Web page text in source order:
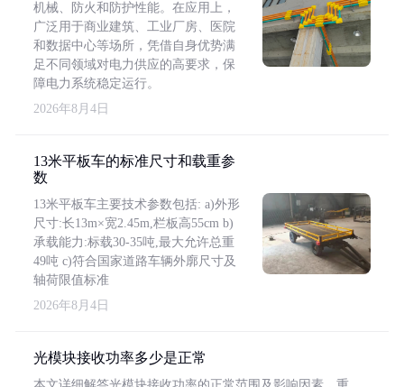
机械、防火和防护性能。在应用上，
广泛用于商业建筑、工业厂房、医院
和数据中心等场所，凭借自身优势满
足不同领域对电力供应的高要求，保
障电力系统稳定运行。
2026年8月4日
13米平板车的标准尺寸和载重参
数
13米平板车主要技术参数包括: a)外形
尺寸:长13m×宽2.45m,栏板高55cm b)
承载能力:标载30-35吨,最大允许总重
49吨 c)符合国家道路车辆外廓尺寸及
轴荷限值标准
2026年8月4日
光模块接收功率多少是正常